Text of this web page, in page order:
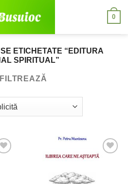
0
ETICHETATE “EDITURA
SPIRITUAL”
FILTREAZĂ